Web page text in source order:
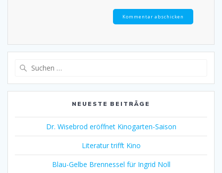
NEUESTE BEITRÄGE
Dr. Wisebrod eröffnet Kinogarten-Saison
Literatur trifft Kino
Blau-Gelbe Brennessel für Ingrid Noll